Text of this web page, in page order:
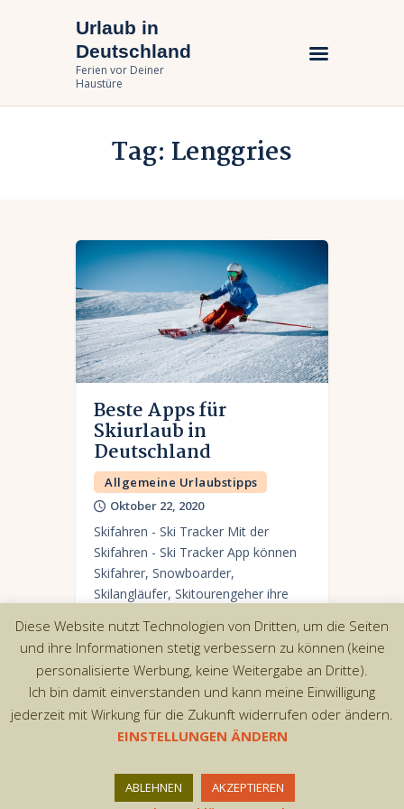
Urlaub in
Deutschland
Ferien vor Deiner
Haustüre
Tag: Lenggries
Urlaub in Deutschland
Ferien vor Deiner Haustüre
Urlaub zuhause
Bundesländer
Beste Apps für
Skiurlaub in
Deutschland
Allgemeine Urlaubstipps
Oktober 22, 2020
Skifahren - Ski Tracker Mit der
Skifahren - Ski Tracker App können
Skifahrer, Snowboarder,
Skilangläufer, Skitourengeher ihre
Spuren, Höhen und Entfernung
messen, Pisten auf der Karte
markieren und…
Copyright © 2026 by AxiomThemes. All rights
reserved.
Diese Website nutzt Technologien von Dritten, um die Seiten
und ihre Informationen stetig verbessern zu können (keine
personalisierte Werbung, keine Weitergabe an Dritte).
Ich bin damit einverstanden und kann meine Einwilligung
jederzeit mit Wirkung für die Zukunft widerrufen oder ändern.
EINSTELLUNGEN ÄNDERN
ABLEHNEN AKZEPTIEREN